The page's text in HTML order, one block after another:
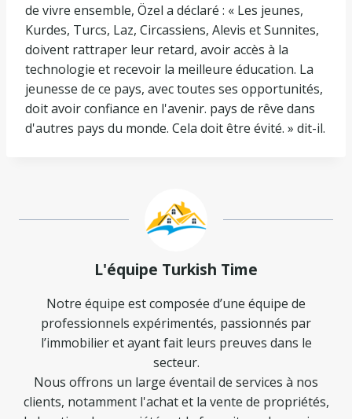
de vivre ensemble, Özel a déclaré : « Les jeunes,
Kurdes, Turcs, Laz, Circassiens, Alevis et Sunnites,
doivent rattraper leur retard, avoir accès à la
technologie et recevoir la meilleure éducation. La
jeunesse de ce pays, avec toutes ses opportunités,
doit avoir confiance en l'avenir. pays de rêve dans
d'autres pays du monde. Cela doit être évité. » dit-il.
L'équipe Turkish Time
Notre équipe est composée d’une équipe de
professionnels expérimentés, passionnés par
l’immobilier et ayant fait leurs preuves dans le
secteur.
Nous offrons un large éventail de services à nos
clients, notamment l'achat et la vente de propriétés,